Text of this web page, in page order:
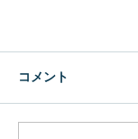
コメント